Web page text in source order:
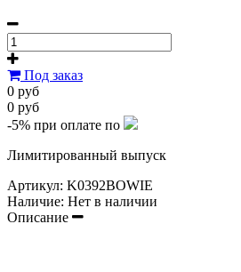
Под заказ
0 руб
0 руб
-5% при оплате по
Лимитированный выпуск
Артикул: K0392BOWIE
Наличие: Нет в наличии
Описание